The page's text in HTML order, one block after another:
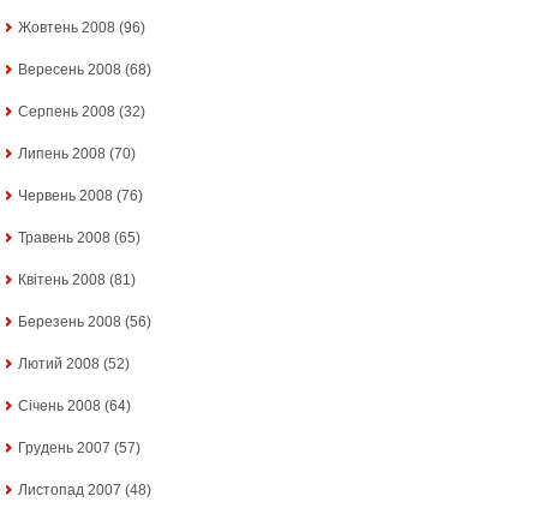
Жовтень 2008 (96)
Вересень 2008 (68)
Серпень 2008 (32)
Липень 2008 (70)
Червень 2008 (76)
Травень 2008 (65)
Квітень 2008 (81)
Березень 2008 (56)
Лютий 2008 (52)
Січень 2008 (64)
Грудень 2007 (57)
Листопад 2007 (48)